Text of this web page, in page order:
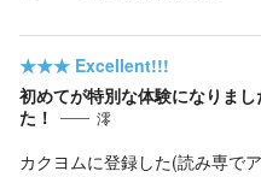
★★★ Excellent!!!
初めてが特別な体験になりま
た！
澪
カクヨムに登録した(読み専で